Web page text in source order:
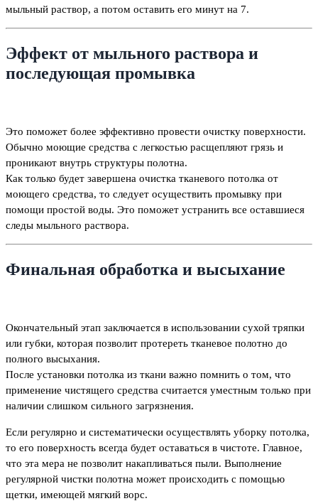
мыльный раствор, а потом оставить его минут на 7.
Эффект от мыльного раствора и
последующая промывка
Это поможет более эффективно провести очистку поверхности.
Обычно моющие средства с легкостью расщепляют грязь и
проникают внутрь структуры полотна.
Как только будет завершена очистка тканевого потолка от
моющего средства, то следует осуществить промывку при
помощи простой воды. Это поможет устранить все оставшиеся
следы мыльного раствора.
Финальная обработка и высыхание
Окончательный этап заключается в использовании сухой тряпки
или губки, которая позволит протереть тканевое полотно до
полного высыхания.
После установки потолка из ткани важно помнить о том, что
применение чистящего средства считается уместным только при
наличии слишком сильного загрязнения.
Если регулярно и систематически осуществлять уборку потолка,
то его поверхность всегда будет оставаться в чистоте. Главное,
что эта мера не позволит накапливаться пыли. Выполнение
регулярной чистки полотна может происходить с помощью
щетки, имеющей мягкий ворс.